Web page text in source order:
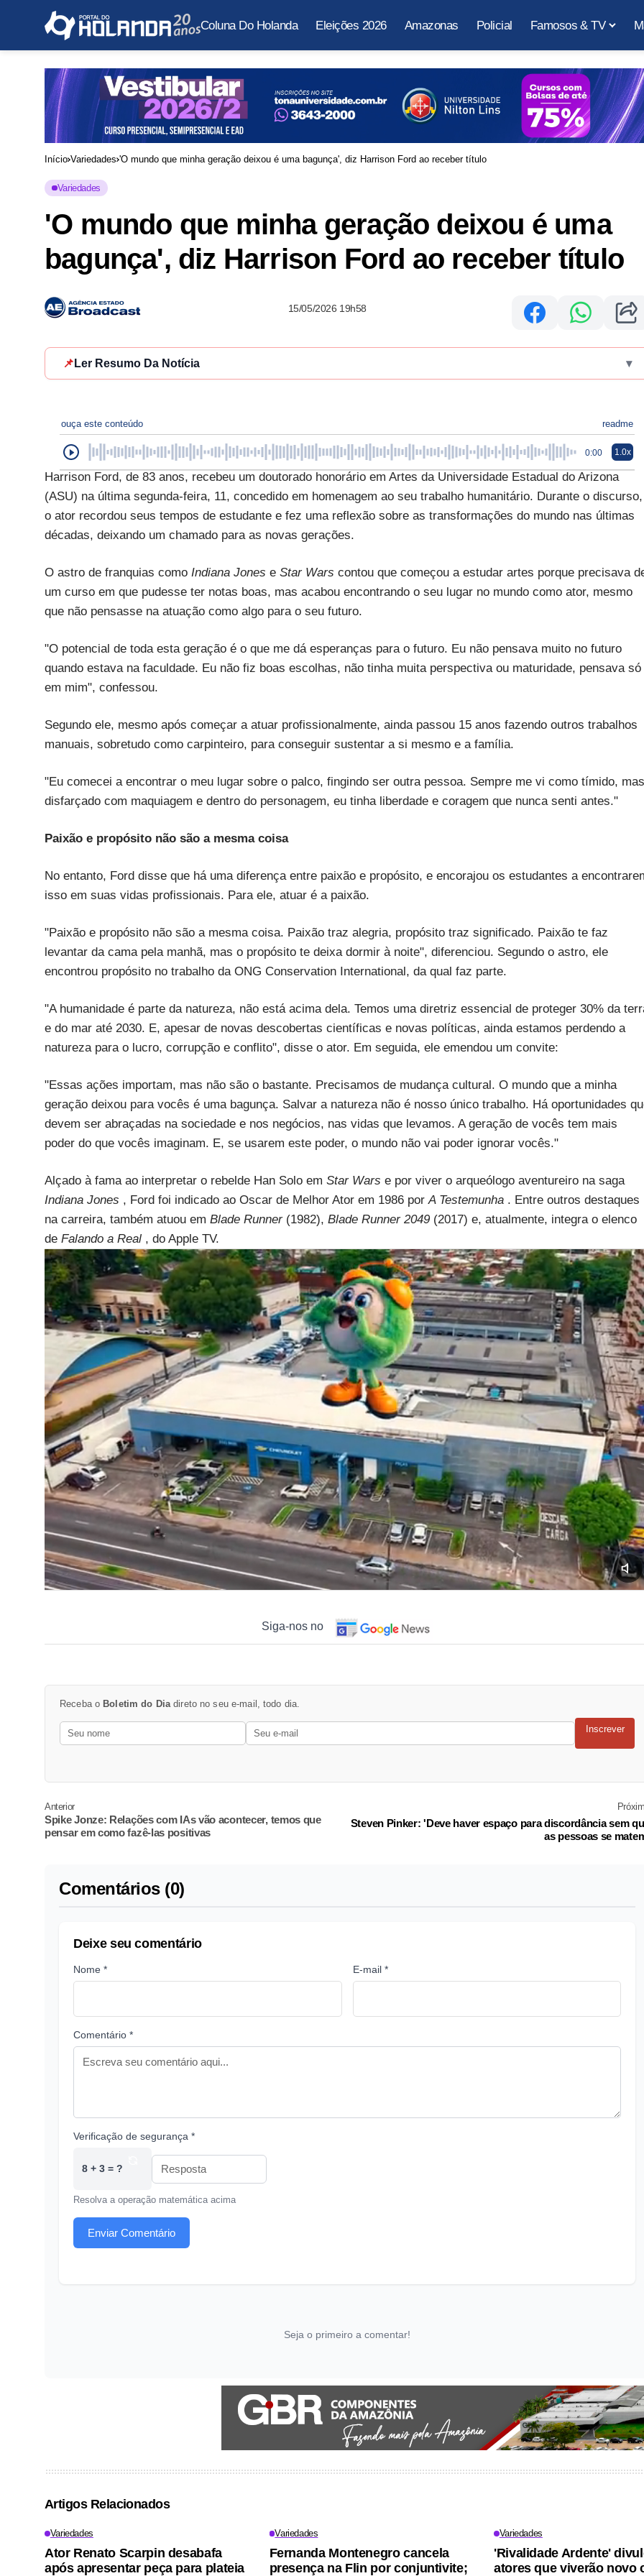
Coluna Do Holanda Eleições 2026 Amazonas Policial Famosos & TV
Início Variedades 'O mundo que minha geração deixou é uma bagunça', diz Harrison Ford ao receber título
Variedades
'O mundo que minha geração deixou é uma
bagunça', diz Harrison Ford ao receber título
15/05/2026 19h58
📌 Ler Resumo Da Notícia ▾
ouça este conteúdo readme
0:00 1.0x
Harrison Ford, de 83 anos, recebeu um doutorado honorário em Artes da Universidade Estadual do Arizona
(ASU) na última segunda-feira, 11, concedido em homenagem ao seu trabalho humanitário. Durante o discurso,
o ator recordou seus tempos de estudante e fez uma reflexão sobre as transformações do mundo nas últimas
décadas, deixando um chamado para as novas gerações.
O astro de franquias como Indiana Jones e Star Wars contou que começou a estudar artes porque precisava
um curso em que pudesse ter notas boas, mas acabou encontrando o seu lugar no mundo como ator, mesmo
que não pensasse na atuação como algo para o seu futuro.
"O potencial de toda esta geração é o que me dá esperanças para o futuro. Eu não pensava muito no futuro
quando estava na faculdade. Eu não fiz boas escolhas, não tinha muita perspectiva ou maturidade, pensava só
em mim", confessou.
Segundo ele, mesmo após começar a atuar profissionalmente, ainda passou 15 anos fazendo outros trabalhos
manuais, sobretudo como carpinteiro, para conseguir sustentar a si mesmo e a família.
"Eu comecei a encontrar o meu lugar sobre o palco, fingindo ser outra pessoa. Sempre me vi como tímido, mas
disfarçado com maquiagem e dentro do personagem, eu tinha liberdade e coragem que nunca senti antes."
Paixão e propósito não são a mesma coisa
No entanto, Ford disse que há uma diferença entre paixão e propósito, e encorajou os estudantes a
isso em suas vidas profissionais. Para ele, atuar é a paixão.
"Paixão e propósito não são a mesma coisa. Paixão traz alegria, propósito traz significado. Paixão te faz
levantar da cama pela manhã, mas o propósito te deixa dormir à noite", diferenciou. Segundo o astro, ele
encontrou propósito no trabalho da ONG Conservation International, da qual faz parte.
"A humanidade é parte da natureza, não está acima dela. Temos uma diretriz essencial de proteger 30% da
e do mar até 2030. E, apesar de novas descobertas científicas e novas políticas, ainda estamos perdendo a
natureza para o lucro, corrupção e conflito", disse o ator. Em seguida, ele emendou um convite:
"Essas ações importam, mas não são o bastante. Precisamos de mudança cultural. O mundo que a minha
geração deixou para vocês é uma bagunça. Salvar a natureza não é nosso único trabalho. Há oportunidades
devem ser abraçadas na sociedade e nos negócios, nas vidas que levamos. A geração de vocês tem mais
poder do que vocês imaginam. E, se usarem este poder, o mundo não vai poder ignorar vocês."
Alçado à fama ao interpretar o rebelde Han Solo em Star Wars e por viver o arqueólogo aventureiro na saga
Indiana Jones , Ford foi indicado ao Oscar de Melhor Ator em 1986 porA Testemunha . Entre outros destaques
na carreira, também atuou em Blade Runner (1982), Blade Runner 2049 (2017) e, atualmente, integra o elenco
de Falando a Real , do Apple TV.
Siga-nos no
Receba o Boletim do Diadireto no seu e-mail, todo dia.
Inscrever
Anterior
Spike Jonze: Relações com IAs vão acontecer, temos que
pensar em como fazê-las positivas
Steven Pinker: 'Deve haver espaço para discordância sem
as pessoas se
Comentários (0)
Deixe seu comentário
Nome * E-mail *
Comentário *
Verificação de segurança *
8 + 3 = ?
Resolva a operação matemática acima
Enviar Comentário
Seja o primeiro a comentar!
Artigos Relacionados
Variedades
Ator Renato Scarpin desabafa
após apresentar peça para plateia
Variedades
Fernanda Montenegro cancela
presença na Flin por conjuntivite;
Variedades
'Rivalidade Ardente'
atores que viverão novo